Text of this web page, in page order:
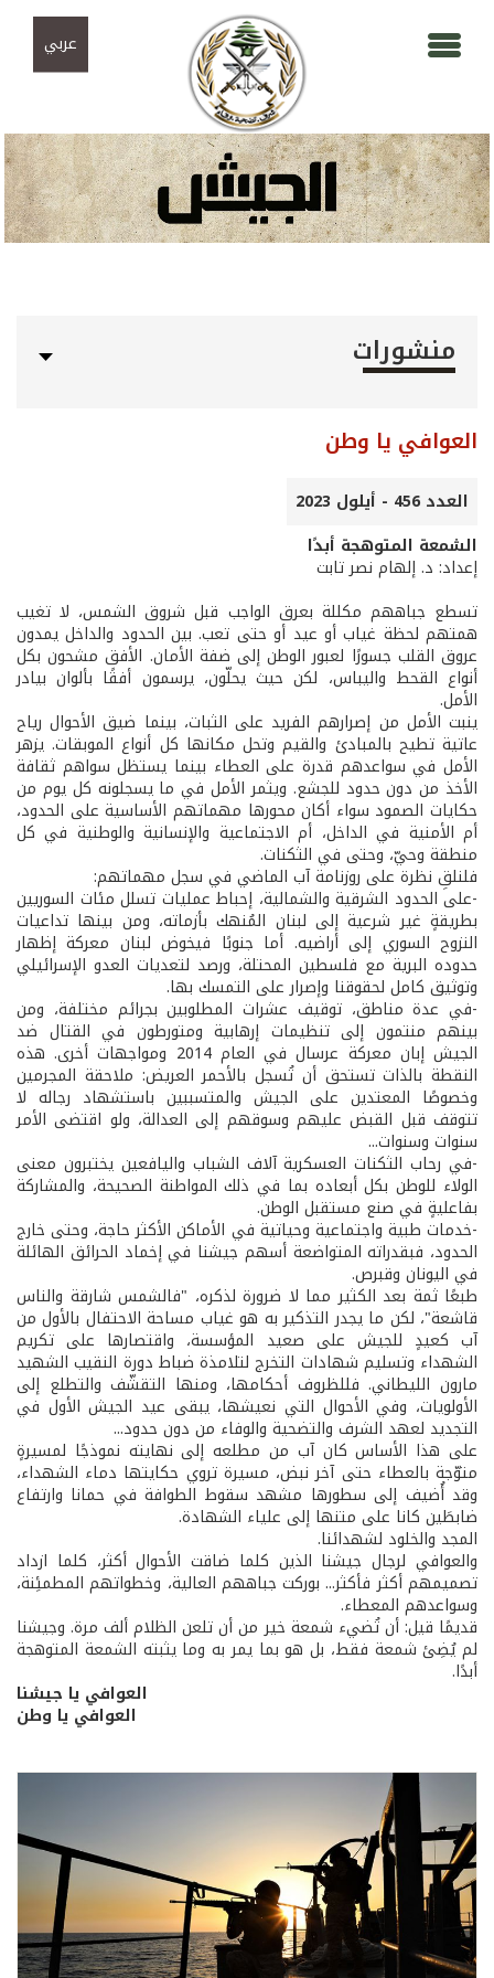
عربي
منشورات
العوافي يا وطن
العدد 456 - أيلول 2023
الشمعة المتوهجة أبدًا
إعداد: د. إلهام نصر تابت
تسطع جباههم مكللة بعرق الواجب قبل شروق الشمس، لا تغيب
همتهم لحظة غياب أو عيد أو حتى تعب. بين الحدود والداخل يمدون
عروق القلب جسورًا لعبور الوطن إلى ضفة الأمان. الأفق مشحون بكل
أنواع القحط واليباس، لكن حيث يحلّون، يرسمون أفقًا بألوان بيادر
الأمل.
ينبت الأمل من إصرارهم الفريد على الثبات، بينما ضيق الأحوال رياح
عاتية تطيح بالمبادئ والقيم وتحل مكانها كل أنواع الموبقات. يزهر
الأمل في سواعدهم قدرة على العطاء بينما يستظل سواهم ثقافة
الأخذ من دون حدود للجشع. ويثمر الأمل في ما يسجلونه كل يوم من
حكايات الصمود سواء أكان محورها مهماتهم الأساسية على الحدود،
أم الأمنية في الداخل، أم الاجتماعية والإنسانية والوطنية في كل
منطقة وحيّ، وحتى في الثكنات.
فلنلقِ نظرة على روزنامة آب الماضي في سجل مهماتهم:
-على الحدود الشرقية والشمالية، إحباط عمليات تسلل مئات السوريين
بطريقةٍ غير شرعية إلى لبنان المُنهك بأزماته، ومن بينها تداعيات
النزوح السوري إلى أراضيه. أما جنوبًا فيخوض لبنان معركة إظهار
حدوده البرية مع فلسطين المحتلة، ورصد لتعديات العدو الإسرائيلي
وتوثيق كامل لحقوقنا وإصرار على التمسك بها.
-في عدة مناطق، توقيف عشرات المطلوبين بجرائم مختلفة، ومن
بينهم منتمون إلى تنظيمات إرهابية ومتورطون في القتال ضد
الجيش إبان معركة عرسال في العام 2014 ومواجهات أخرى. هذه
النقطة بالذات تستحق أن تُسجل بالأحمر العريض: ملاحقة المجرمين
وخصوصًا المعتدين على الجيش والمتسببين باستشهاد رجاله لا
تتوقف قبل القبض عليهم وسوقهم إلى العدالة، ولو اقتضى الأمر
سنوات وسنوات...
-في رحاب الثكنات العسكرية آلاف الشباب واليافعين يختبرون معنى
الولاء للوطن بكل أبعاده بما في ذلك المواطنة الصحيحة، والمشاركة
بفاعليةٍ في صنع مستقبل الوطن.
-خدمات طبية واجتماعية وحياتية في الأماكن الأكثر حاجة، وحتى خارج
الحدود، فبقدراته المتواضعة أسهم جيشنا في إخماد الحرائق الهائلة
في اليونان وقبرص.
طبعًا ثمة بعد الكثير مما لا ضرورة لذكره، "فالشمس شارقة والناس
قاشعة"، لكن ما يجدر التذكير به هو غياب مساحة الاحتفال بالأول من
آب كعيدٍ للجيش على صعيد المؤسسة، واقتصارها على تكريم
الشهداء وتسليم شهادات التخرج لتلامذة ضباط دورة النقيب الشهيد
مارون الليطاني. فللظروف أحكامها، ومنها التقشّف والتطلع إلى
الأولويات، وفي الأحوال التي نعيشها، يبقى عيد الجيش الأول في
التجديد لعهد الشرف والتضحية والوفاء من دون حدود...
على هذا الأساس كان آب من مطلعه إلى نهايته نموذجًا لمسيرةٍ
متوّجة بالعطاء حتى آخر نبض، مسيرة تروي حكايتها دماء الشهداء،
وقد أُضيف إلى سطورها مشهد سقوط الطوافة في حمانا وارتفاع
ضابطَين كانا على متنها إلى علياء الشهادة.
المجد والخلود لشهدائنا.
والعوافي لرجال جيشنا الذين كلما ضاقت الأحوال أكثر، كلما ازداد
تصميمهم أكثر فأكثر... بوركت جباههم العالية، وخطواتهم المطمئِنة،
وسواعدهم المعطاء.
قديمًا قيل: أن تُضيء شمعة خير من أن تلعن الظلام ألف مرة. وجيشنا
لم يُضِئ شمعة فقط، بل هو بما يمر به وما يثبته الشمعة المتوهجة
أبدًا.
العوافي يا جيشنا
العوافي يا وطن